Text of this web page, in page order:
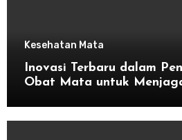
Kesehatan Mata
Inovasi Terbaru dalam
Obat Mata untuk